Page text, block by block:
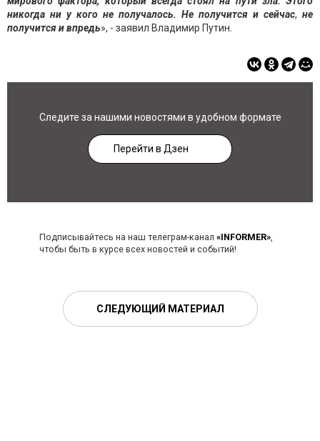
никогда ни у кого не получалось. Не получится и сейчас, не
получится и впредь», - заявил Владимир Путин.
Следите за нашими новостями в удобном формате
Перейти в Дзен
Подписывайтесь на наш телеграм-канал «INFORMER»,
чтобы быть в курсе всех новостей и событий!
СЛЕДУЮЩИЙ МАТЕРИАЛ